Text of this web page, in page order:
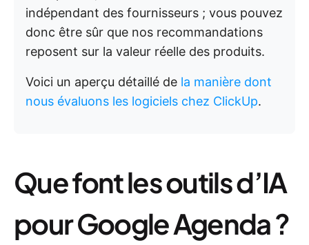
indépendant des fournisseurs ; vous pouvez
donc être sûr que nos recommandations
reposent sur la valeur réelle des produits.
Voici un aperçu détaillé de la manière dont
nous évaluons les logiciels chez ClickUp.
Que font les outils d’IA
pour Google Agenda ?